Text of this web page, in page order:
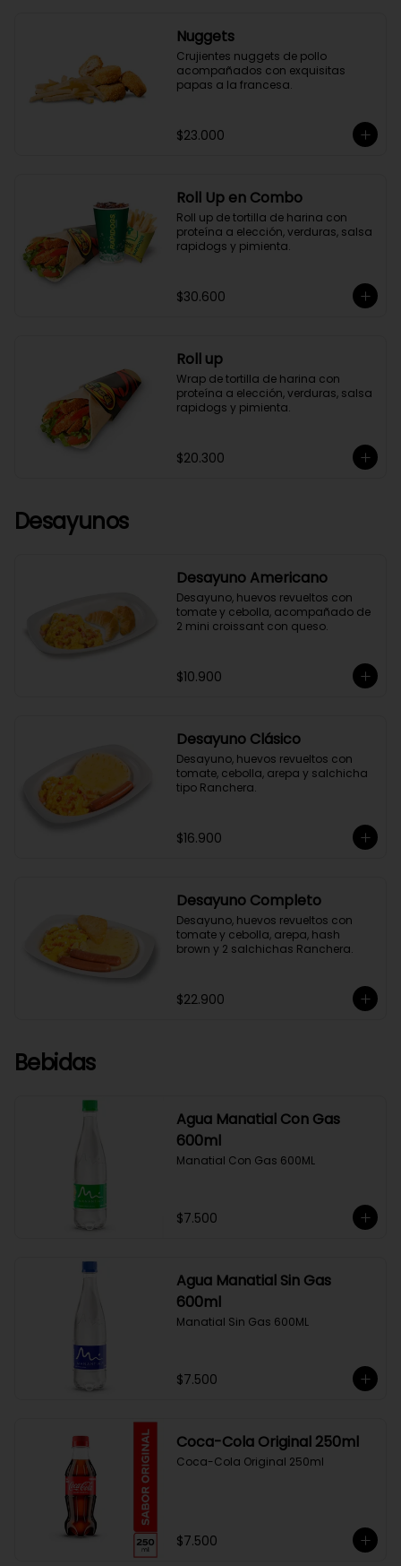
Nuggets
Crujientes nuggets de pollo
acompañados con exquisitas
papas a la francesa.
$23.000
Roll Up en Combo
Roll up de tortilla de harina con
proteína a elección, verduras, salsa
rapidogs y pimienta.
$30.600
Roll up
Wrap de tortilla de harina con
proteína a elección, verduras, salsa
rapidogs y pimienta.
$20.300
Desayunos
Desayuno Americano
Desayuno, huevos revueltos con
tomate y cebolla, acompañado de
2 mini croissant con queso.
$10.900
Desayuno Clásico
Desayuno, huevos revueltos con
tomate, cebolla, arepa y salchicha
tipo Ranchera.
$16.900
Desayuno Completo
Desayuno, huevos revueltos con
tomate y cebolla, arepa, hash
brown y 2 salchichas Ranchera.
$22.900
Bebidas
Agua Manatial Con Gas
600ml
Manatial Con Gas 600ML
$7.500
Agua Manatial Sin Gas
600ml
Manatial Sin Gas 600ML
$7.500
Coca-Cola Original 250ml
Coca-Cola Original 250ml
$7.500